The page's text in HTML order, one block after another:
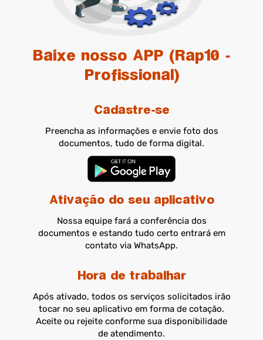
Baixe nosso APP (Rap10 -
Profissional)
Cadastre-se
Preencha as informações e envie foto dos
documentos, tudo de forma digital.
Ativação do seu aplicativo
Nossa equipe fará a conferência dos
documentos e estando tudo certo entrará em
contato via WhatsApp.
Hora de trabalhar
Após ativado, todos os serviços solicitados irão
tocar no seu aplicativo em forma de cotação.
Aceite ou rejeite conforme sua disponibilidade
de atendimento.